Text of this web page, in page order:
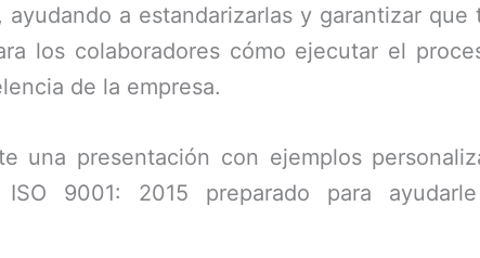
a estandarizarlas y garantizar que
los colaboradores cómo ejecutar el
de la empresa.
una presentación con ejemplos
9001: 2015 preparado para